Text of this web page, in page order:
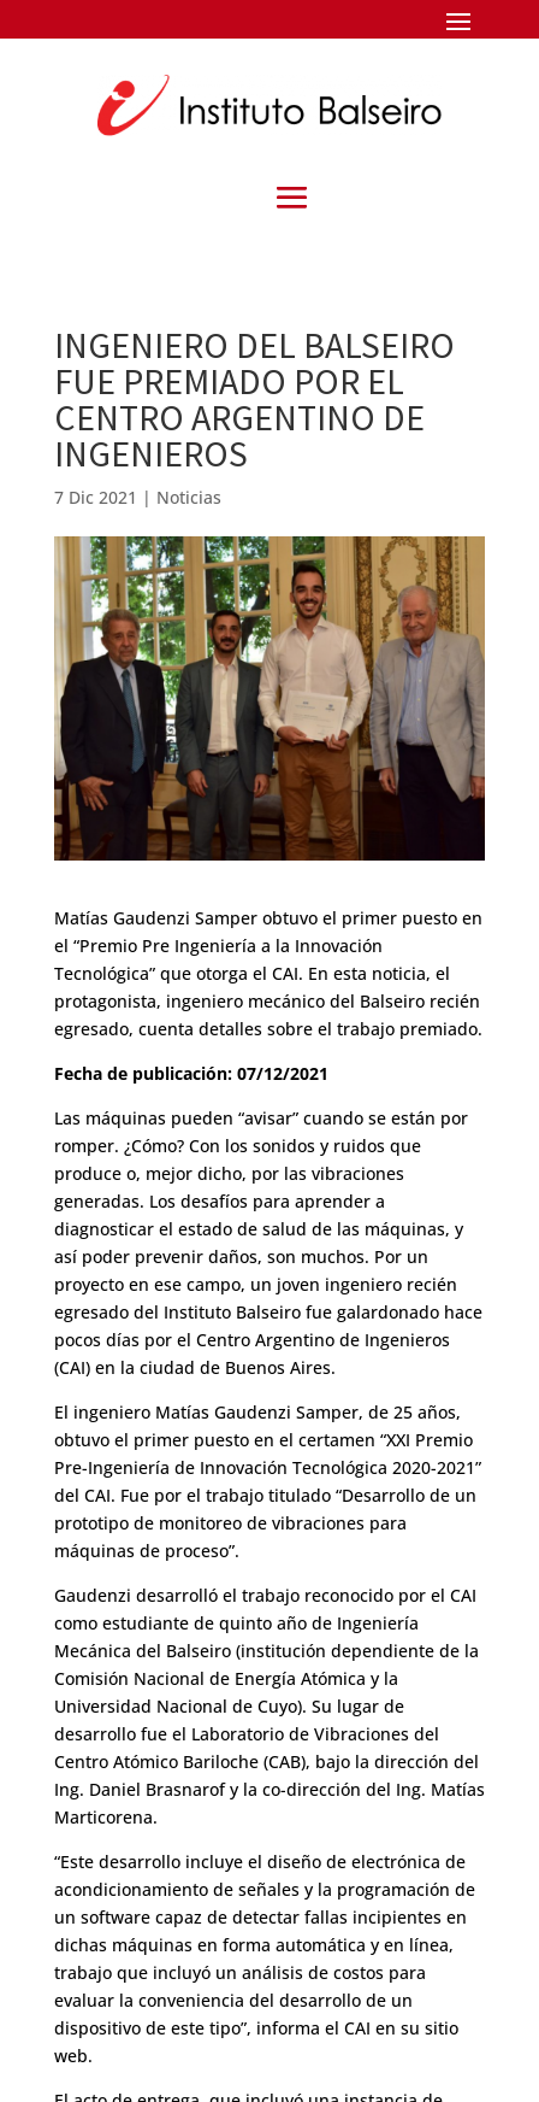
INGENIERO DEL BALSEIRO
FUE PREMIADO POR EL
CENTRO ARGENTINO DE
INGENIEROS
7 Dic 2021 | Noticias
Matías Gaudenzi Samper obtuvo el primer puesto en
el “Premio Pre Ingeniería a la Innovación
Tecnológica” que otorga el CAI. En esta noticia, el
protagonista, ingeniero mecánico del Balseiro recién
egresado, cuenta detalles sobre el trabajo premiado.
Fecha de publicación: 07/12/2021
Las máquinas pueden “avisar” cuando se están por
romper. ¿Cómo? Con los sonidos y ruidos que
produce o, mejor dicho, por las vibraciones
generadas. Los desafíos para aprender a
diagnosticar el estado de salud de las máquinas, y
así poder prevenir daños, son muchos. Por un
proyecto en ese campo, un joven ingeniero recién
egresado del Instituto Balseiro fue galardonado hace
pocos días por el Centro Argentino de Ingenieros
(CAI) en la ciudad de Buenos Aires.
El ingeniero Matías Gaudenzi Samper, de 25 años,
obtuvo el primer puesto en el certamen “XXI Premio
Pre-Ingeniería de Innovación Tecnológica 2020-2021”
del CAI. Fue por el trabajo titulado “Desarrollo de un
prototipo de monitoreo de vibraciones para
máquinas de proceso”.
Gaudenzi desarrolló el trabajo reconocido por el CAI
como estudiante de quinto año de Ingeniería
Mecánica del Balseiro (institución dependiente de la
Comisión Nacional de Energía Atómica y la
Universidad Nacional de Cuyo). Su lugar de
desarrollo fue el Laboratorio de Vibraciones del
Centro Atómico Bariloche (CAB), bajo la dirección del
Ing. Daniel Brasnarof y la co-dirección del Ing. Matías
Marticorena.
“Este desarrollo incluye el diseño de electrónica de
acondicionamiento de señales y la programación de
un software capaz de detectar fallas incipientes en
dichas máquinas en forma automática y en línea,
trabajo que incluyó un análisis de costos para
evaluar la conveniencia del desarrollo de un
dispositivo de este tipo”, informa el CAI en su sitio
web.